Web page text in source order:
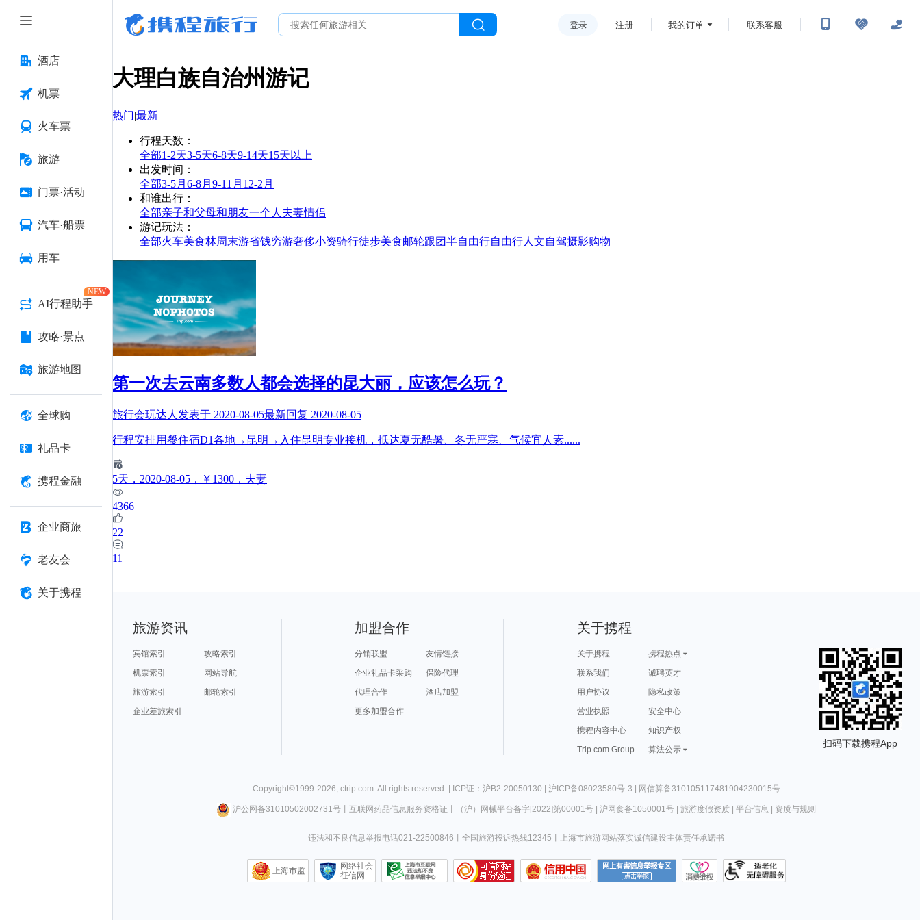
酒店
机票
火车票
旅游
门票·活动
汽车·船票
用车
AI行程助手
NEW
攻略·景点
旅游地图
全球购
礼品卡
携程金融
企业商旅
老友会
关于携程
登录 注册 我的订单 联系客服
大理白族自治州游记
热门|最新
行程天数 ：
全部1-2天3-5天6-8天9-14天15天以上
出发时间 ：
全部3-5月 6-8月 9-11月 12-2月
和谁出行 ：
全部亲子和父母和朋友一个人 夫妻情侣
游记玩法 ：
全部火车美食林周末游省钱穷游奢侈小资骑行徒步美食邮轮跟团半自由行自由行人文自驾摄影购物
第一次去云南多数人都会选择的昆大丽，应该怎么玩？
旅行会玩达人 发表于 2020-08-05最新回复 2020-08-05
行程安排用餐住宿D1各地→昆明→入住昆明专业接机，抵达夏无酷暑、冬无严寒、气候宜人素......
5天 ，2020-08-05 ，￥1300 ，夫妻
4366
22
11
旅游资讯
宾馆索引
攻略索引
机票索引
网站导航
旅游索引
邮轮索引
企业差旅索引
加盟合作
分销联盟
友情链接
企业礼品卡采购
保险代理
代理合作
酒店加盟
更多加盟合作
关于携程
关于携程
携程热点
联系我们
诚聘英才
用户协议
隐私政策
营业执照
安全中心
携程内容中心
知识产权
Trip.com Group
算法公示
扫码下载携程App
Copyright©1999-2026 ctrip.com . All rights reserved. | ICP证：沪B2-20050130 | 沪ICP备08023580号-3 | 网信算备310105117481904230015号
沪公网备31010502002731号丨 互联网药品信息服务资格证 （沪）网械平台备字[2022]第00001号| 沪网食备1050001号| 旅游度假资质| 平台信息 | 资质与规则
违法和不良信息举报电话021-22500846 全国旅游投诉热线12345 上海市旅游网站落实诚信建设主体责任承诺书
上海市监
网络社会
征信网